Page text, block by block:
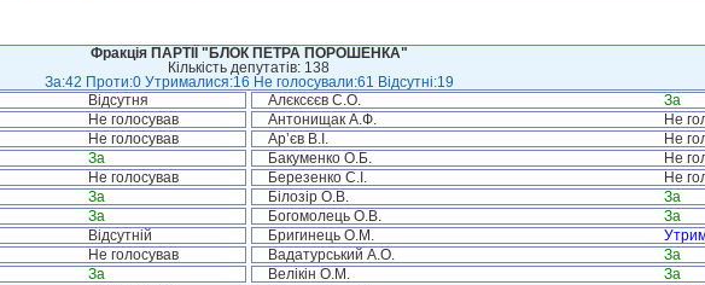
Фракція ПАРТІЇ "БЛОК ПЕТРА ПОРОШЕНКА"
Кількість депутатів: 138
За:42 Проти:0 Утрималися:16 Не голосували:61 Відсутні:19
Відсутня Алєксєєв С.О.
За
Не голосував Антонищак А.Ф.
Не
Не голосував Ар’єв В.І.
Не
За Бакуменко О.Б.
Не
Не голосував Березенко С.І.
Не
За Білозір О.В.
За
За Богомолець О.В.
За
Відсутній Бригинець О.М.
Не голосував Вадатурський А.О.
За
За Велікін О.М.
За